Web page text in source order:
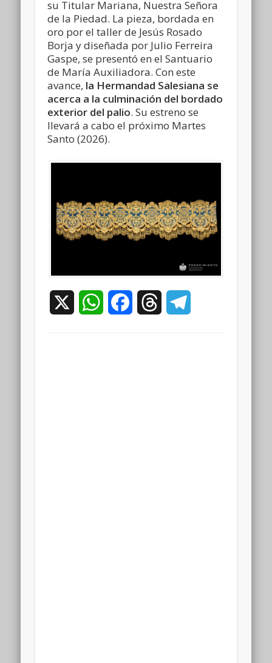
su Titular Mariana, Nuestra Señora
de la Piedad. La pieza, bordada en
oro por el taller de Jesús Rosado
Borja y diseñada por Julio Ferreira
Gaspe, se presentó en el Santuario
de María Auxiliadora. Con este
avance, la Hermandad Salesiana se
acerca a la culminación del bordado
exterior del palio. Su estreno se
llevará a cabo el próximo Martes
Santo (2026).
WhatsAppFacebookThreads